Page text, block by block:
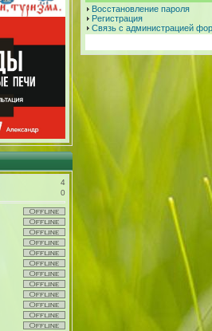
4
0
Восстановление пароля
Регистрация
Связь с администрацией